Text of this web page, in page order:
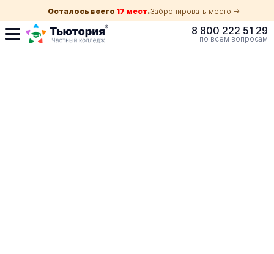
Осталось всего 17 мест.Забронировать место ->
8 800 222 51 29
по всем вопросам